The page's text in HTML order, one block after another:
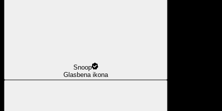
Snoop
Glasbena ikona